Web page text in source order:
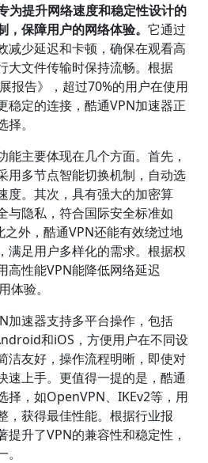
为提升网络速度和稳定性设计的
保障用户的网络体验。 它通过
减少延迟和卡顿，确保在观看高
大文件传输时保持流畅。根据
报告》，超过70%的用户在使用
稳定的连接，酷通VPN加速器正
。
能主要体现在几个方面。首先，
用多节点智能切换机制，自动选
度。其次，具有强大的加密算
与隐私，符合国际安全标准如
之外，酷通VPN还能有效绕过地
满足用户多样化的需求。根据权
高性能VPN能降低网络延迟
体验。
加速器支持多平台操作，包括
和iOS，方便用户在不同设
洁友好，操作流程明晰，即使对
速上手。更值得一提的是，酷通
择，如OpenVPN、IKEv2等，用
，获得最佳性能。根据行业报
升了VPN的兼容性和稳定性，